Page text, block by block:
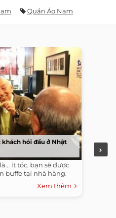
Quần Áo Nam
hói đầu ở Nhật
ít tóc, bạn sẽ được
buffe tại nhà hàng.
Xem thêm